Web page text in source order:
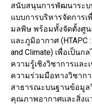
สนับสนุนการพัฒนาระบ
แบบการบริหารจัดการ
มลพิษ พร้อมทั้งจัดตั้งศู
และภูมิอากาศ (HTAPC
and Climate) เพื่อเป็น
ความรู้เชิงวิชาการและ
ความร่วมมือทางวิชาก
สาธารณะบนฐานข้อมูล
คุณภาพอากาศและสิ่งแ